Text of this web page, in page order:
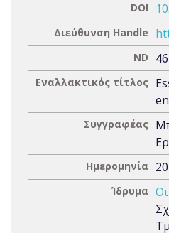
DOI
Διεύθυνση Handle
ND
Εναλλακτικός τίτλος
Συγγραφέας
Ημερομηνία
Ίδρυμα